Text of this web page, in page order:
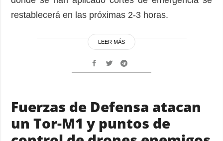
restablecerá en las próximas 2-3 horas.
LEER MÁS
Fuerzas de Defensa atacan
un Tor-M1 y puntos de